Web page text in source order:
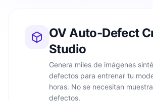
OV Auto-Defect
Studio
Genera miles de imágenes
defectos para entrenar tu
horas. No se necesitan
defectos.